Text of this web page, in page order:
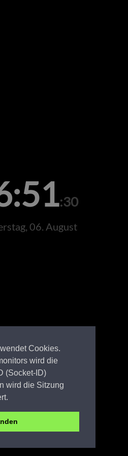
Cookies.
wird die
(Socket-ID)
wird die Sitzung
:30
06. August